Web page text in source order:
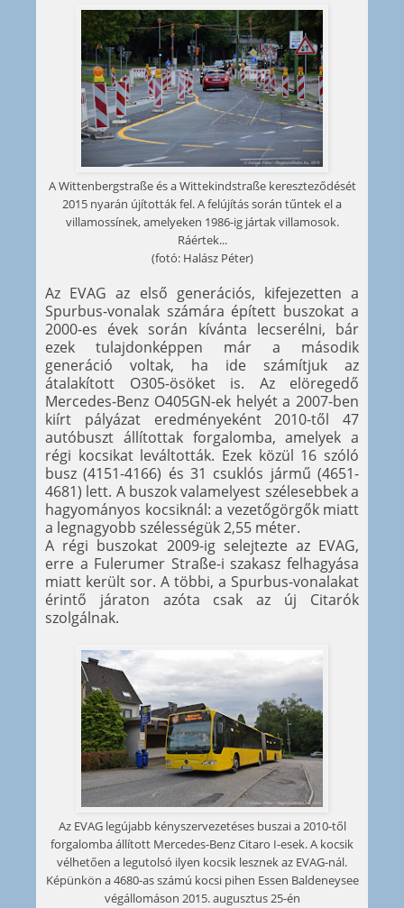
A Wittenbergstraße és a Wittekindstraße kereszteződését
2015 nyarán újították fel. A felújítás során tűntek el a
villamossínek, amelyeken 1986-ig jártak villamosok.
Ráértek...
(fotó: Halász Péter)
Az EVAG az első generációs, kifejezetten a
Spurbus-vonalak számára épített buszokat a
2000-es évek során kívánta lecserélni, bár
ezek tulajdonképpen már a második
generáció voltak, ha ide számítjuk az
átalakított O305-ösöket is. Az elöregedő
Mercedes-Benz O405GN-ek helyét a 2007-ben
kiírt pályázat eredményeként 2010-től 47
autóbuszt állítottak forgalomba, amelyek a
régi kocsikat leváltották. Ezek közül 16 szóló
busz (4151-4166) és 31 csuklós jármű (4651-
4681) lett. A buszok valamelyest szélesebbek a
hagyományos kocsiknál: a vezetőgörgők miatt
a legnagyobb szélességük 2,55 méter.
A régi buszokat 2009-ig selejtezte az EVAG,
erre a Fulerumer Straße-i szakasz felhagyása
miatt került sor. A többi, a Spurbus-vonalakat
érintő járaton azóta csak az új Citarók
szolgálnak.
Az EVAG legújabb kényszervezetéses buszai a 2010-től
forgalomba állított Mercedes-Benz Citaro I-esek. A kocsik
vélhetően a legutolsó ilyen kocsik lesznek az EVAG-nál.
Képünkön a 4680-as számú kocsi pihen Essen Baldeneysee
végállomáson 2015. augusztus 25-én